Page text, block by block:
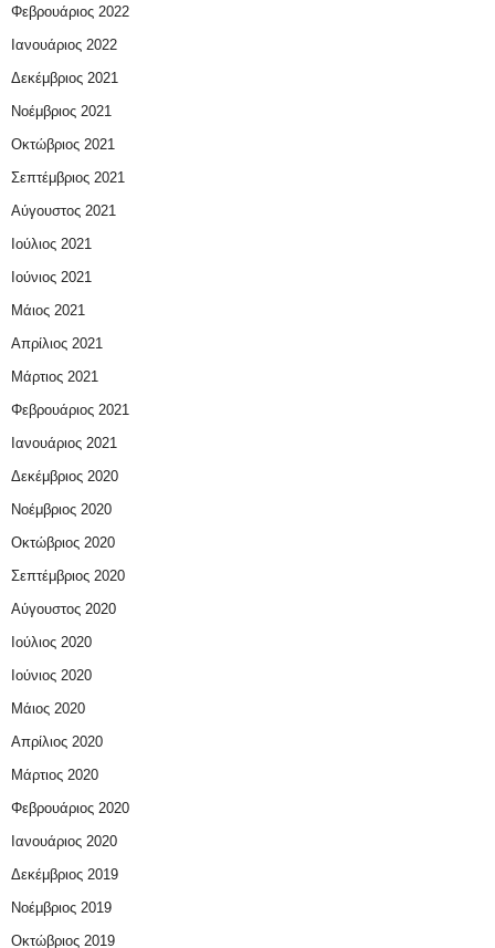
Φεβρουάριος 2022
Ιανουάριος 2022
Δεκέμβριος 2021
Νοέμβριος 2021
Οκτώβριος 2021
Σεπτέμβριος 2021
Αύγουστος 2021
Ιούλιος 2021
Ιούνιος 2021
Μάιος 2021
Απρίλιος 2021
Μάρτιος 2021
Φεβρουάριος 2021
Ιανουάριος 2021
Δεκέμβριος 2020
Νοέμβριος 2020
Οκτώβριος 2020
Σεπτέμβριος 2020
Αύγουστος 2020
Ιούλιος 2020
Ιούνιος 2020
Μάιος 2020
Απρίλιος 2020
Μάρτιος 2020
Φεβρουάριος 2020
Ιανουάριος 2020
Δεκέμβριος 2019
Νοέμβριος 2019
Οκτώβριος 2019